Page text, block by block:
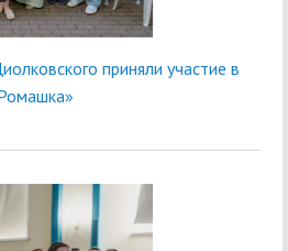
приняли участие в